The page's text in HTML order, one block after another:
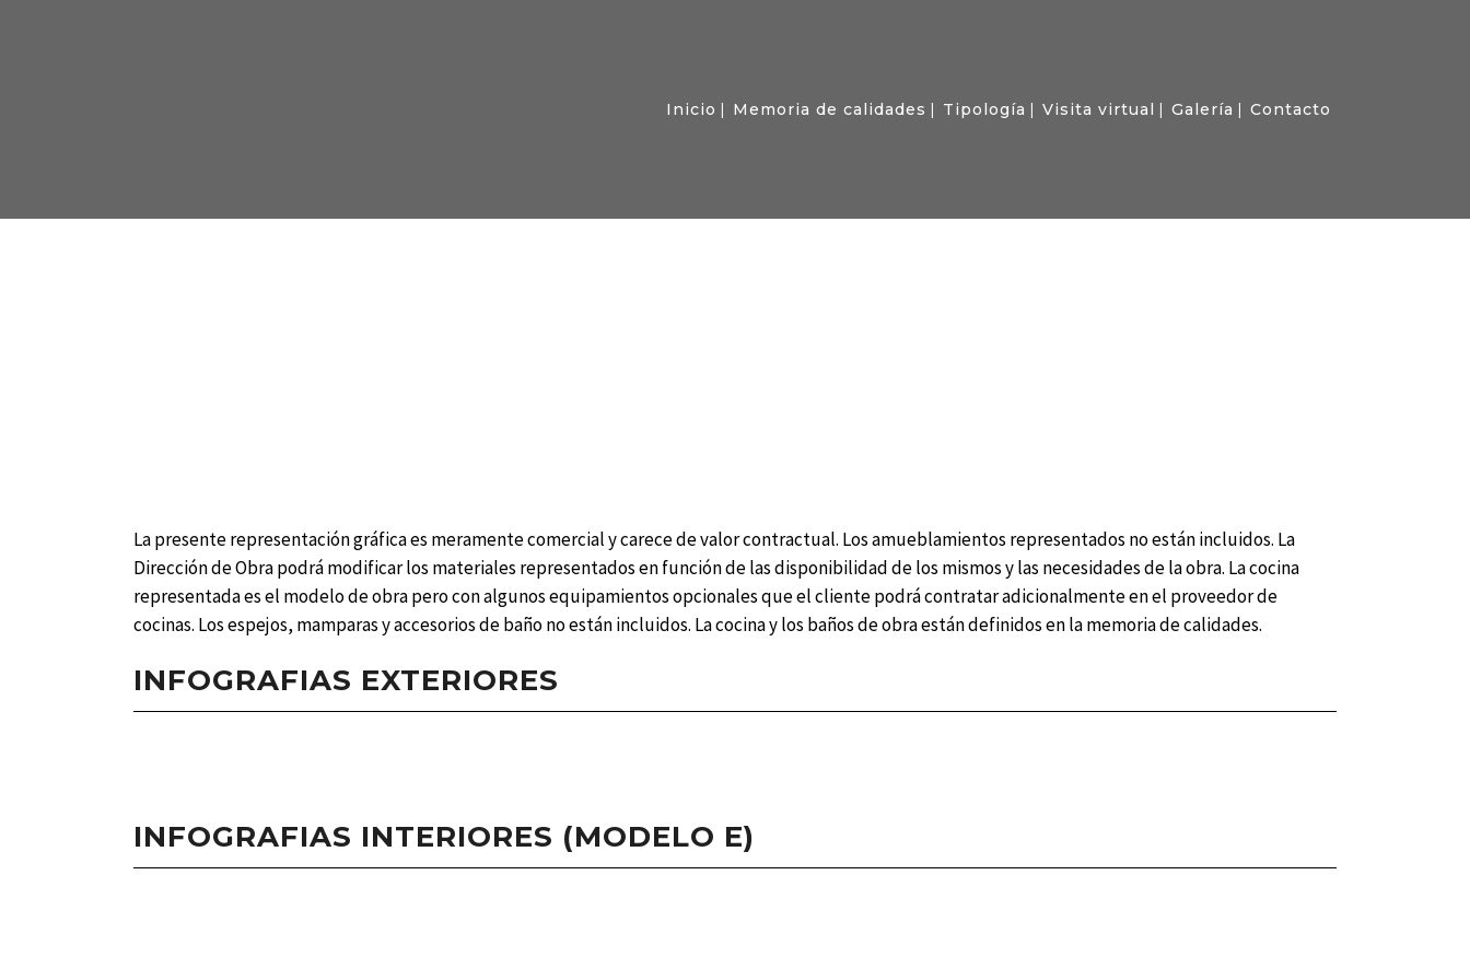
Inicio Memoria de calidades Tipología Visita virtual Galería Contacto
La presente representación gráfica es meramente comercial y carece de valor contractual. Los amueblamientos representados no están incluidos. La
Dirección de Obra podrá modificar los materiales representados en función de las disponibilidad de los mismos y las necesidades de la obra. La cocina
representada es el modelo de obra pero con algunos equipamientos opcionales que el cliente podrá contratar adicionalmente en el proveedor de
cocinas. Los espejos, mamparas y accesorios de baño no están incluidos. La cocina y los baños de obra están definidos en la memoria de calidades.
INFOGRAFIAS EXTERIORES
INFOGRAFIAS INTERIORES (MODELO E)